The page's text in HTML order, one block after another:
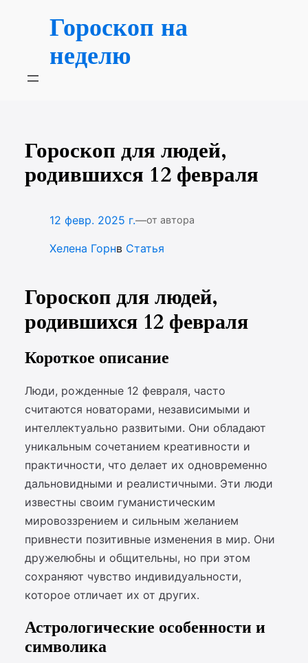
содержимомуГороскоп на
неделю
Гороскоп для людей,
родившихся 12 февраля
12 февр. 2025 г.—от автора
Хелена Горнв Статья
Гороскоп для людей,
родившихся 12 февраля
Короткое описание
Люди, рожденные 12 февраля, часто
считаются новаторами, независимыми и
интеллектуально развитыми. Они обладают
уникальным сочетанием креативности и
практичности, что делает их одновременно
дальновидными и реалистичными. Эти люди
известны своим гуманистическим
мировоззрением и сильным желанием
привнести позитивные изменения в мир. Они
дружелюбны и общительны, но при этом
сохраняют чувство индивидуальности,
которое отличает их от других.
Астрологические особенности и
символика